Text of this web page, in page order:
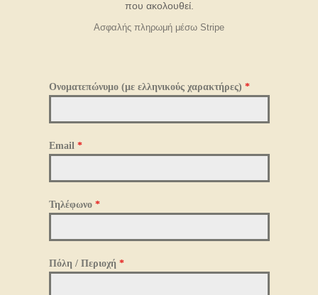
που ακολουθεί.
Ασφαλής πληρωμή μέσω Stripe
Ονοματεπώνυμο (με ελληνικούς χαρακτήρες) *
Email *
Τηλέφωνο *
Πόλη / Περιοχή *